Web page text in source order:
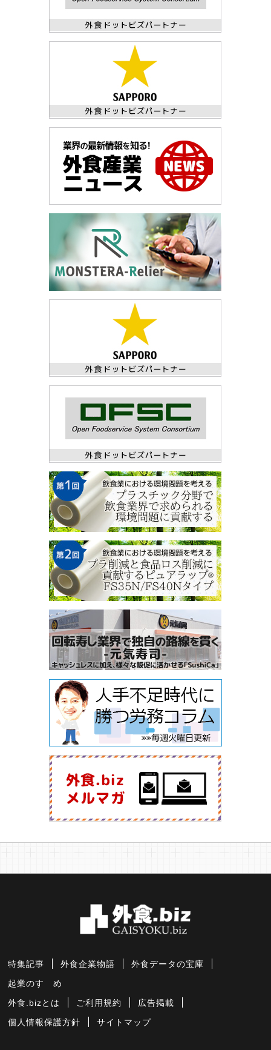
特集記事 外食企業物語 外食データの宝庫
起業のすゝめ
外食.bizとは ご利用規約 広告掲載
個人情報保護方針 サイトマップ